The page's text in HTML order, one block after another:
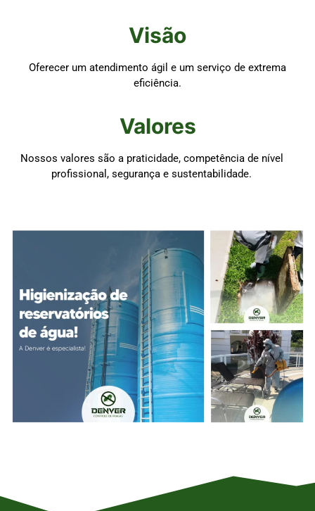
Visão
Oferecer um atendimento ágil e um serviço de extrema
eficiência.
Valores
Nossos valores são a praticidade, competência de nível
profissional, segurança e sustentabilidade.